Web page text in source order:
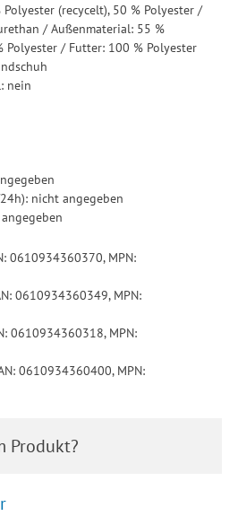
(recycelt), 50 % Polyester /
/ Außenmaterial: 55 %
Polyester / Futter: 100 % Polyester
nein
nicht angegeben
0610934360370, MPN:
0610934360349, MPN:
0610934360318, MPN:
0610934360400, MPN:
Produkt?